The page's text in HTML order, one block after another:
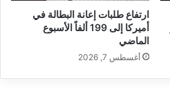
ارتفاع طلبات إعانة البطالة في
أميركا إلى 199 ألفاً الأسبوع
الماضي
أغسطس 7, 2026